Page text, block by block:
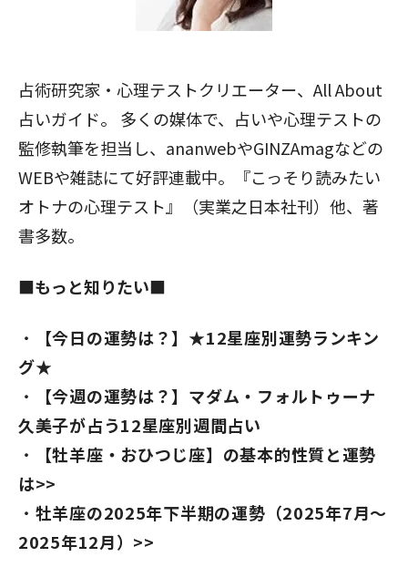
占術研究家・心理テストクリエーター、All About
占いガイド。 多くの媒体で、占いや心理テストの
監修執筆を担当し、ananwebやGINZAmagなどの
WEBや雑誌にて好評連載中。『こっそり読みたい
オトナの心理テスト』（実業之日本社刊）他、著
書多数。
■もっと知りたい■
【今日の運勢は？】★12星座別運勢ランキン
グ★
【今週の運勢は？】マダム・フォルトゥーナ
久美子が占う12星座別週間占い
【牡羊座・おひつじ座】の基本的性質と運勢
は>>
牡羊座の2025年下半期の運勢（2025年7月～
2025年12月）>>